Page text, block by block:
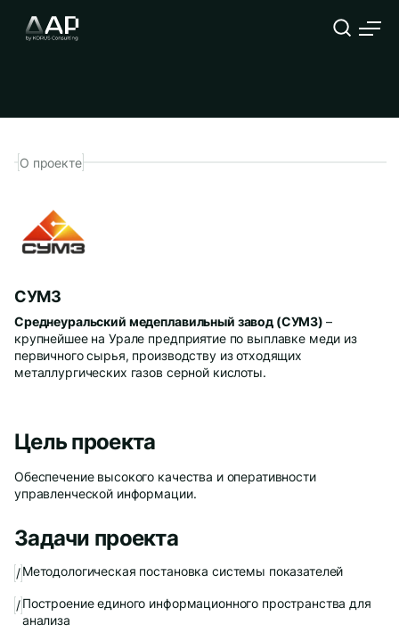
Внедрение системы бизнес-
анализа
О проекте
СУМЗ
Среднеуральский медеплавильный завод (СУМЗ) –
крупнейшее на Урале предприятие по выплавке меди из
первичного сырья, производству из отходящих
металлургических газов серной кислоты.
Цель проекта
Обеспечение высокого качества и оперативности
управленческой информации.
Задачи проекта
/Методологическая постановка системы показателей
/Построение единого информационного пространства для
анализа
Компания
Телефон Корпоративный E-mail
Опишите подробнее Вашу задачу
Даюсогласиена обработку персональных данных
Oтправить
Благодарим за заявку!
После обработки заявки с вами свяжется наш